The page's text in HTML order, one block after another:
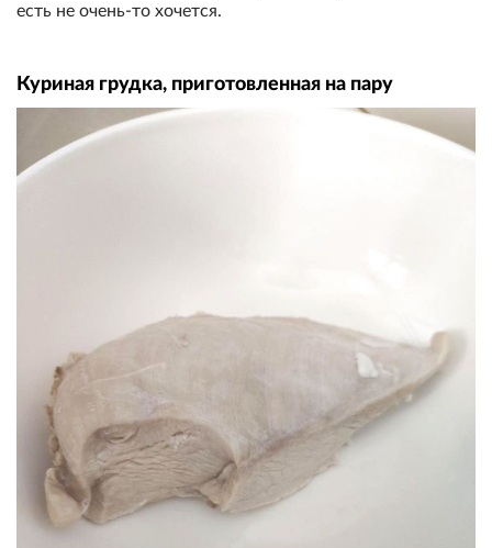
есть не очень-то хочется.
Куриная грудка, приготовленная на пару